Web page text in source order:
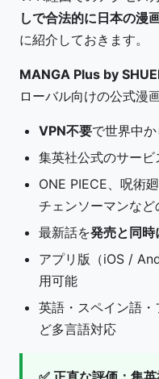
しで合法的に日本の漫
に紹介しておきます。
MANGA Plus by
ローバル向けの公式漫
VPN不要で世界中
集英社公式のサー
ONE PIECE、呪術
チェンソーマンな
最新話を発売と同時
アプリ版（iOS /
用可能
英語・スペイン語
ど多言語対応